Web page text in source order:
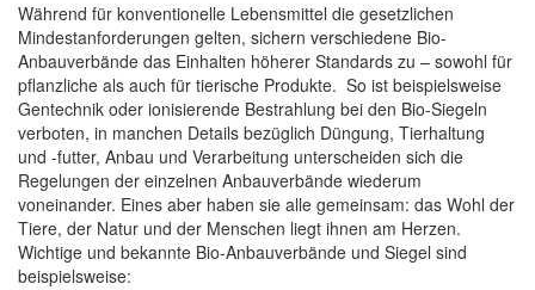
Während für konventionelle Lebensmittel die gesetzlichen
Mindestanforderungen gelten, sichern verschiedene Bio-
Anbauverbände das Einhalten höherer Standards zu – sowohl für
pflanzliche als auch für tierische Produkte. So ist beispielsweise
Gentechnik oder ionisierende Bestrahlung bei den Bio-Siegeln
verboten, in manchen Details bezüglich Düngung, Tierhaltung
und -futter, Anbau und Verarbeitung unterscheiden sich die
Regelungen der einzelnen Anbauverbände wiederum
voneinander. Eines aber haben sie alle gemeinsam: das Wohl der
Tiere, der Natur und der Menschen liegt ihnen am Herzen.
Wichtige und bekannte Bio-Anbauverbände und Siegel sind
beispielsweise: